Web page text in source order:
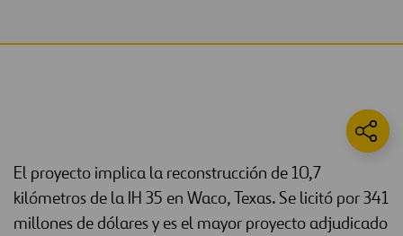
El proyecto implica la reconstrucción de 10,7
kilómetros de la IH 35 en Waco, Texas. Se licitó por 341
millones de dólares y es el mayor proyecto adjudicado